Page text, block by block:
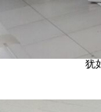
犹